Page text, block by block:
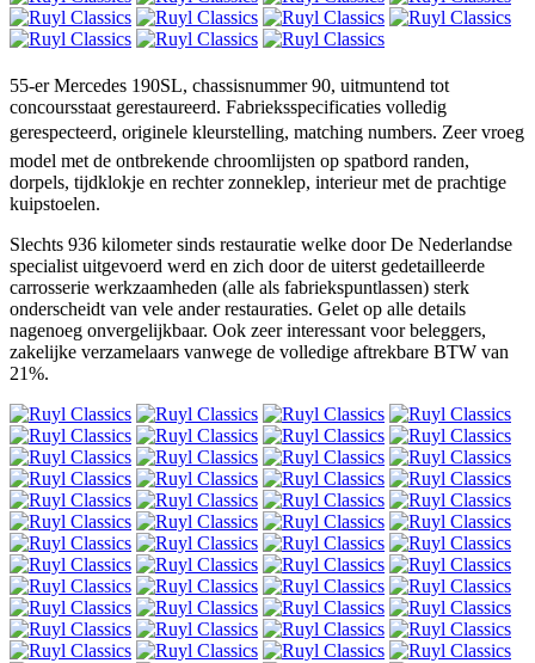
55-er Mercedes 190SL, chassisnummer 90, uitmuntend tot
concoursstaat gerestaureerd. Fabrieksspecificaties volledig
gerespecteerd, originele kleurstelling, matching numbers. Zeer vroeg
model met de ontbrekende chroomlijsten op spatbord randen,
dorpels, tijdklokje en rechter zonneklep, interieur met de prachtige
kuipstoelen.
Slechts 936 kilometer sinds restauratie welke door De Nederlandse
specialist uitgevoerd werd en zich door de uiterst gedetailleerde
carrosserie werkzaamheden (alle als fabriekspuntlassen) sterk
onderscheidt van vele ander restauraties. Gelet op alle details
nagenoeg onvergelijkbaar. Ook zeer interessant voor beleggers,
zakelijke verzamelaars vanwege de volledige aftrekbare BTW van
21%.